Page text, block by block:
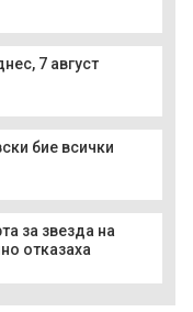
7 август
бие всички
за звезда на
отказаха